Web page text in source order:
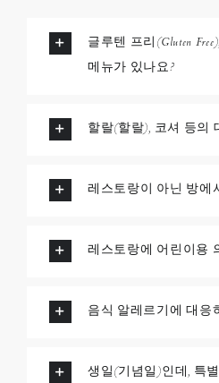
글루텐 프리(Gluten
메뉴가 있나요?
할랄(할랄), 코셔 등의
레스토랑이 아닌 방에
레스토랑에 어린이용
음식 알레르기에 대응
생일(기념일)인데, 특